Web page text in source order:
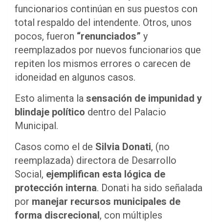
funcionarios continúan en sus puestos con
total respaldo del intendente. Otros, unos
pocos, fueron “renunciados” y
reemplazados por nuevos funcionarios que
repiten los mismos errores o carecen de
idoneidad en algunos casos.
Esto alimenta la sensación de impunidad y
blindaje político dentro del Palacio
Municipal.
Casos como el de Silvia Donati, (no
reemplazada) directora de Desarrollo
Social, ejemplifican esta lógica de
protección interna. Donati ha sido señalada
por manejar recursos municipales de
forma discrecional, con múltiples